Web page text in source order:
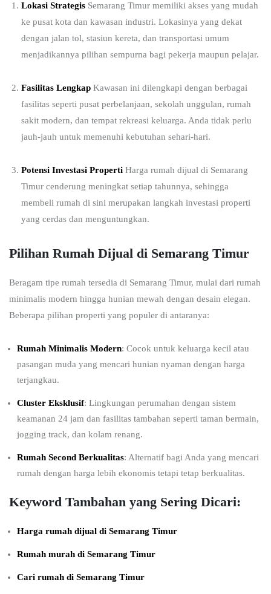
Lokasi Strategis Semarang Timur memiliki akses yang mudah
ke pusat kota dan kawasan industri. Lokasinya yang dekat
dengan jalan tol, stasiun kereta, dan transportasi umum
menjadikannya pilihan sempurna bagi pekerja maupun pelajar.
Fasilitas Lengkap Kawasan ini dilengkapi dengan berbagai
fasilitas seperti pusat perbelanjaan, sekolah unggulan, rumah
sakit modern, dan tempat rekreasi keluarga. Anda tidak perlu
jauh-jauh untuk memenuhi kebutuhan sehari-hari.
Potensi Investasi Properti Harga rumah dijual di Semarang
Timur cenderung meningkat setiap tahunnya, sehingga
membeli rumah di sini merupakan langkah investasi properti
yang cerdas dan menguntungkan.
Pilihan Rumah Dijual di Semarang Timur
Beragam tipe rumah tersedia di Semarang Timur, mulai dari rumah
minimalis modern hingga hunian mewah dengan desain elegan.
Beberapa pilihan properti yang populer di antaranya:
Rumah Minimalis Modern: Cocok untuk keluarga kecil atau
pasangan muda yang mencari hunian nyaman dengan harga
terjangkau.
Cluster Eksklusif: Lingkungan perumahan dengan sistem
keamanan 24 jam dan fasilitas tambahan seperti taman bermain,
jogging track, dan kolam renang.
Rumah Second Berkualitas: Alternatif bagi Anda yang mencari
rumah dengan harga lebih ekonomis tetapi tetap berkualitas.
Keyword Tambahan yang Sering Dicari:
Harga rumah dijual di Semarang Timur
Rumah murah di Semarang Timur
Cari rumah di Semarang Timur